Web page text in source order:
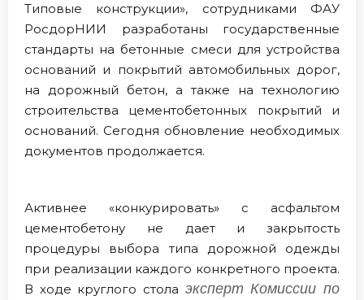
Типовые конструкции», сотрудниками ФАУ
РосдорНИИ разработаны государственные
стандарты на бетонные смеси для устройства
оснований и покрытий автомобильных дорог,
на дорожный бетон, а также на технологию
строительства цементобетонных покрытий и
оснований. Сегодня обновление необходимых
документов продолжается.
Активнее «конкурировать» с асфальтом
цементобетону не дает и закрытость
процедуры выбора типа дорожной одежды
при реализации каждого конкретного проекта.
В ходе круглого стола эксперт Комиссии по